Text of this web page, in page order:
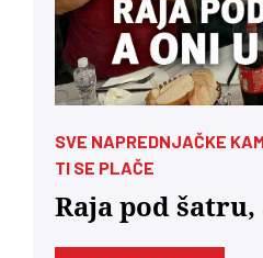
SVE NAPREDNJAČKE
TI SE PLAČE
Raja pod